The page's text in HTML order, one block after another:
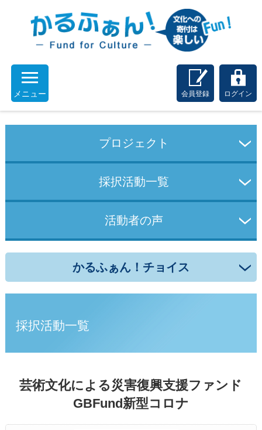
メニュー 会員登録 ログイン
プロジェクト
採択活動一覧
活動者の声
かるふぁん！チョイス
採択活動一覧
芸術文化による災害復興支援ファンド
GBFund新型コロナ